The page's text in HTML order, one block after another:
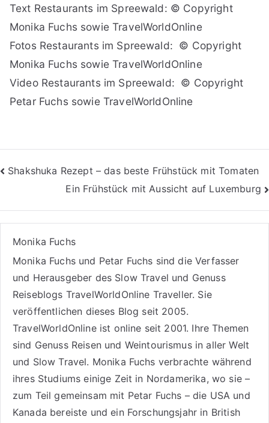
Text Restaurants im Spreewald: © Copyright
Monika Fuchs sowie TravelWorldOnline
Fotos Restaurants im Spreewald: © Copyright
Monika Fuchs sowie TravelWorldOnline
Video Restaurants im Spreewald: © Copyright
Petar Fuchs sowie TravelWorldOnline
Beitragsnavigation
Shakshuka Rezept – das beste Frühstück mit Tomaten
Ein Frühstück mit Aussicht auf Luxemburg
Monika Fuchs
Monika Fuchs und Petar Fuchs sind die Verfasser
und Herausgeber des Slow Travel und Genuss
Reiseblogs TravelWorldOnline Traveller. Sie
veröffentlichen dieses Blog seit 2005.
TravelWorldOnline ist online seit 2001. Ihre Themen
sind Genuss Reisenund Weintourismusin aller Welt
und Slow Travel. Monika Fuchs verbrachte während
ihres Studiums einige Zeit in Nordamerika, wo sie –
zum Teil gemeinsam mit Petar Fuchs – die USA und
Kanada bereiste und ein Forschungsjahr in British